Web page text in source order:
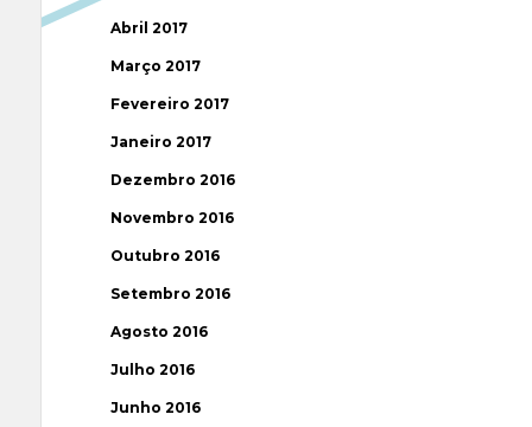
Abril 2017
Março 2017
Fevereiro 2017
Janeiro 2017
Dezembro 2016
Novembro 2016
Outubro 2016
Setembro 2016
Agosto 2016
Julho 2016
Junho 2016